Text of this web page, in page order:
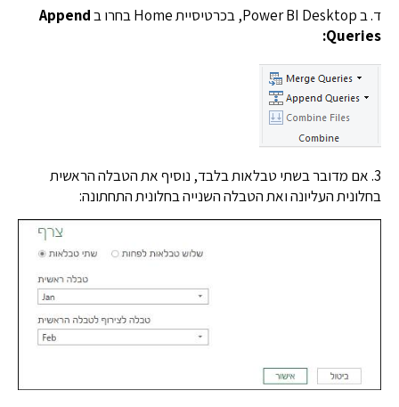
Append
מדובר בשתי טבלאות בלבד, נוסיף את הטבלה הראשית
העליונה ואת הטבלה השנייה בחלונית התחתונה: